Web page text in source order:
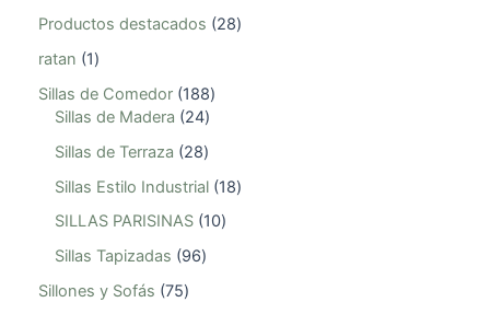
Productos destacados
28
ratan
1
Sillas de Comedor 188
Sillas de Madera
24
Sillas de Terraza
28
Sillas Estilo Industrial 18
SILLAS PARISINAS 10
Sillas Tapizadas
96
Sillones y Sofás 75